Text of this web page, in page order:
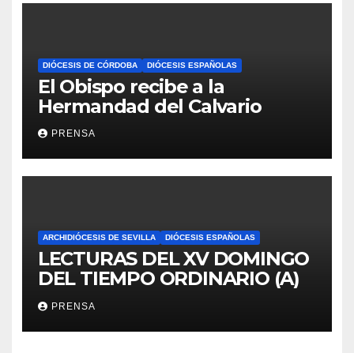
DIÓCESIS DE CÓRDOBA DIÓCESIS ESPAÑOLAS
El Obispo recibe a la
Hermandad del Calvario
PRENSA
ARCHIDIÓCESIS DE SEVILLA DIÓCESIS ESPAÑOLAS
LECTURAS DEL XV DOMINGO
DEL TIEMPO ORDINARIO (A)
PRENSA